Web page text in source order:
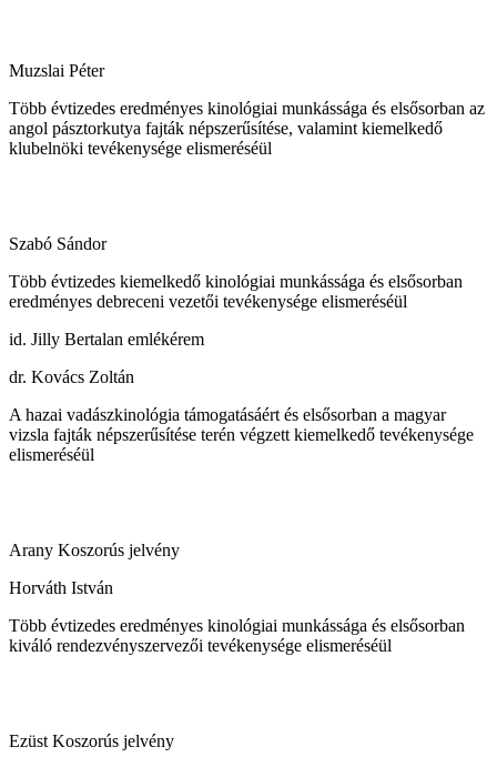
Muzslai Péter
Több évtizedes eredményes kinológiai munkássága és elsősorban az
angol pásztorkutya fajták népszerűsítése, valamint kiemelkedő
klubelnöki tevékenysége elismeréséül
Szabó Sándor
Több évtizedes kiemelkedő kinológiai munkássága és elsősorban
eredményes debreceni vezetői tevékenysége elismeréséül
id. Jilly Bertalan emlékérem
dr. Kovács Zoltán
A hazai vadászkinológia támogatásáért és elsősorban a magyar
vizsla fajták népszerűsítése terén végzett kiemelkedő tevékenysége
elismeréséül
Arany Koszorús jelvény
Horváth István
Több évtizedes eredményes kinológiai munkássága és elsősorban
kiváló rendezvényszervezői tevékenysége elismeréséül
Ezüst Koszorús jelvény